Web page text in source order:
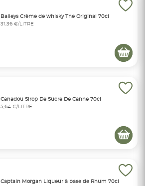
Baileys Crème de whisky The Original 70cl
31,36 €/LITRE
Canadou Sirop De Sucre De Canne 70cl
5,64 €/LITRE
Captain Morgan Liqueur à base de Rhum 70cl